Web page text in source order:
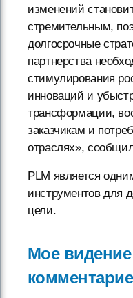
изменений
стремительным,
долгосрочные
партнерства
стимулирования
инноваций и
трансформации,
заказчикам и
отраслях»,
PLM является
инструментов для
цели.
Мое